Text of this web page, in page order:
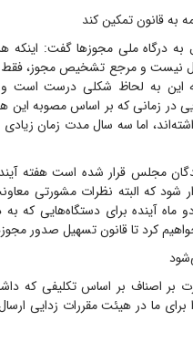
قانون تمکین کند
به درگاه ملی مجوزها گفت: اینکه
نیست و مرجع تشخیص مجوز،
که این به لحاظ شکلی درست
در زمانی که بر اساس مصوبه این
اما سه سال مدت زمان
مجلس قرار شده است هفته
شود که البته نظرات مشورتی
آینده برای دستگاه‌هایی که به
کرد تا قانون تسهیل صدور
اصناف بر اساس تکلیفی که
ما در هیئت مقررات زدایی